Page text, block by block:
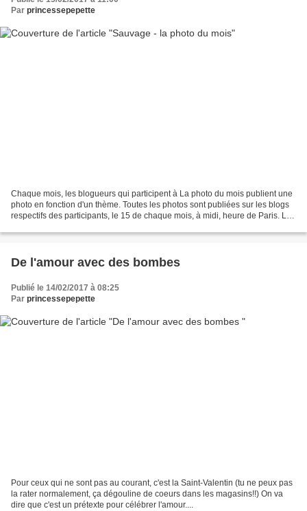
Par princessepepette
Chaque mois, les blogueurs qui participent à La photo du mois publient une
photo en fonction d'un thème. Toutes les photos sont publiées sur les blogs
respectifs des participants, le 15 de chaque mois, à midi, heure de Paris. Le
De l'amour avec des bombes
Publié le 14/02/2017 à 08:25
Par princessepepette
Pour ceux qui ne sont pas au courant, c'est la Saint-Valentin (tu ne peux pas
la rater normalement, ça dégouline de coeurs dans les magasins!!) On va
dire que c'est un prétexte pour célébrer l'amour....